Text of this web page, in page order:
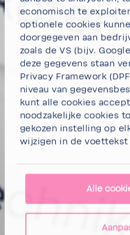
economisch te
optionele cookies
doorgegeven aan
zoals de VS (bijv.
deze gegevens staan
Privacy Framework
niveau van
kuntalle cookies
noodzakelijke cookies
gekozen instelling op
wijzigen in de voettekst
Alle